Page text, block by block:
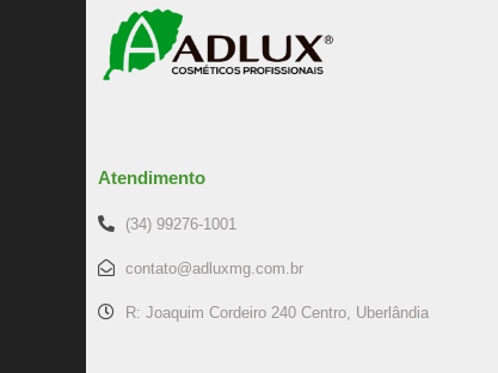
Atendimento
(34) 99276-1001
contato@adluxmg.com.br
R: Joaquim Cordeiro 240 Centro, Uberlândia